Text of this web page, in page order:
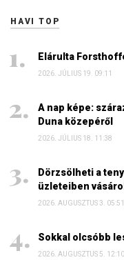
HAVI TOP
Elárulta
2026. JÚLIUS 19. 09:11
A nap képe:
Duna közepéről
2026. JÚLIUS 18. 11:38
Dörzsölheti a
üzleteiben vásárol
2026. AUGUSZTUS 3. 05:51
Sokkal olcsóbb
2026. AUGUSZTUS 5. 12:10